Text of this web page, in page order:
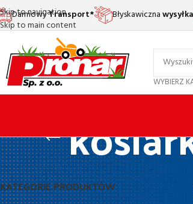
Skip to navigation
Skip to main content
DarmowyTransport* Błyskawicznawysyłka
WYBIERZ
KATEGORIE PRODUKTÓW